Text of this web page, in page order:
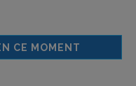
CE MOMENT